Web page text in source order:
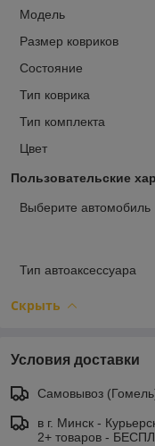
Модель
Размер ковриков
Состояние
Тип коврика
Тип комплекта
Цвет
Пользовательские
Выберите автомобиль
Тип автоаксессуара
Скрыть
Условия доставки
Самовывоз
в г. Минск -
2+ товаров -